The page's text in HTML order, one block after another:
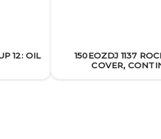
12: OIL
150EOZDJ 1137
COVER,